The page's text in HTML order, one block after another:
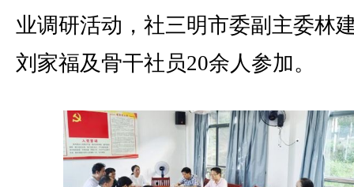
业调研活动，社三明市委副主委林
刘家福及骨干社员20余人参加。